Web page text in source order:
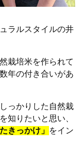
ラルスタイルの井
栽培米を作られて
年の付き合いがあ
っかりした自然栽
知りたいと思い、
きっかけ」 をイン